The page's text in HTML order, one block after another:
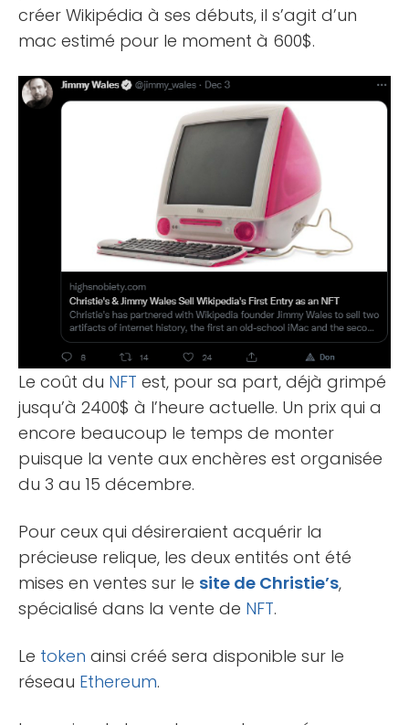
créer Wikipédia à ses débuts, il s’agit d’un
mac estimé pour le moment à 600$.
Le coût du NFT est, pour sa part, déjà grimpé
jusqu’à 2400$ à l’heure actuelle. Un prix qui a
encore beaucoup le temps de monter
puisque la vente aux enchères est organisée
du 3 au 15 décembre.
Pour ceux qui désireraient acquérir la
précieuse relique, les deux entités ont été
mises en ventes sur le site de Christie’s,
spécialisé dans la vente de NFT.
Le token ainsi créé sera disponible sur le
réseau Ethereum.